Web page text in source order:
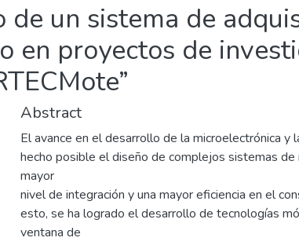
un sistema de
en proyectos de
Abstract
El avance en el desarrollo de la microelectrónica y
hecho posible el diseño de complejos sistemas de
mayor
nivel de integración y una mayor eficiencia en el
esto, se ha logrado el desarrollo de tecnologías
ventana de